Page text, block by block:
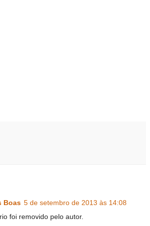
Boas 5 de setembro de 2013 às 14:08
foi removido pelo autor.